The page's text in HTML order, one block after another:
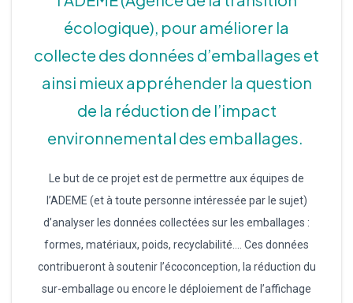
écologique), pour améliorer la
collecte des données d’emballages et
ainsi mieux appréhender la question
de la réduction de l’impact
environnemental des emballages.
Le but de ce projet est de permettre aux équipes de
l’ADEME (et à toute personne intéressée par le sujet)
d’analyser les données collectées sur les emballages :
formes, matériaux, poids, recyclabilité…. Ces données
contribueront à soutenir l’écoconception, la réduction du
sur-emballage ou encore le déploiement de l’affichage